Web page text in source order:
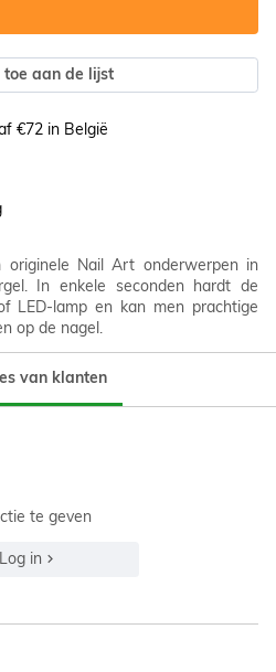
toe aan de lijst
€72 in België
originele Nail Art onderwerpen in
In enkele seconden hardt de
LED-lamp en kan men prachtige
op de nagel.
van klanten
te geven
Log in